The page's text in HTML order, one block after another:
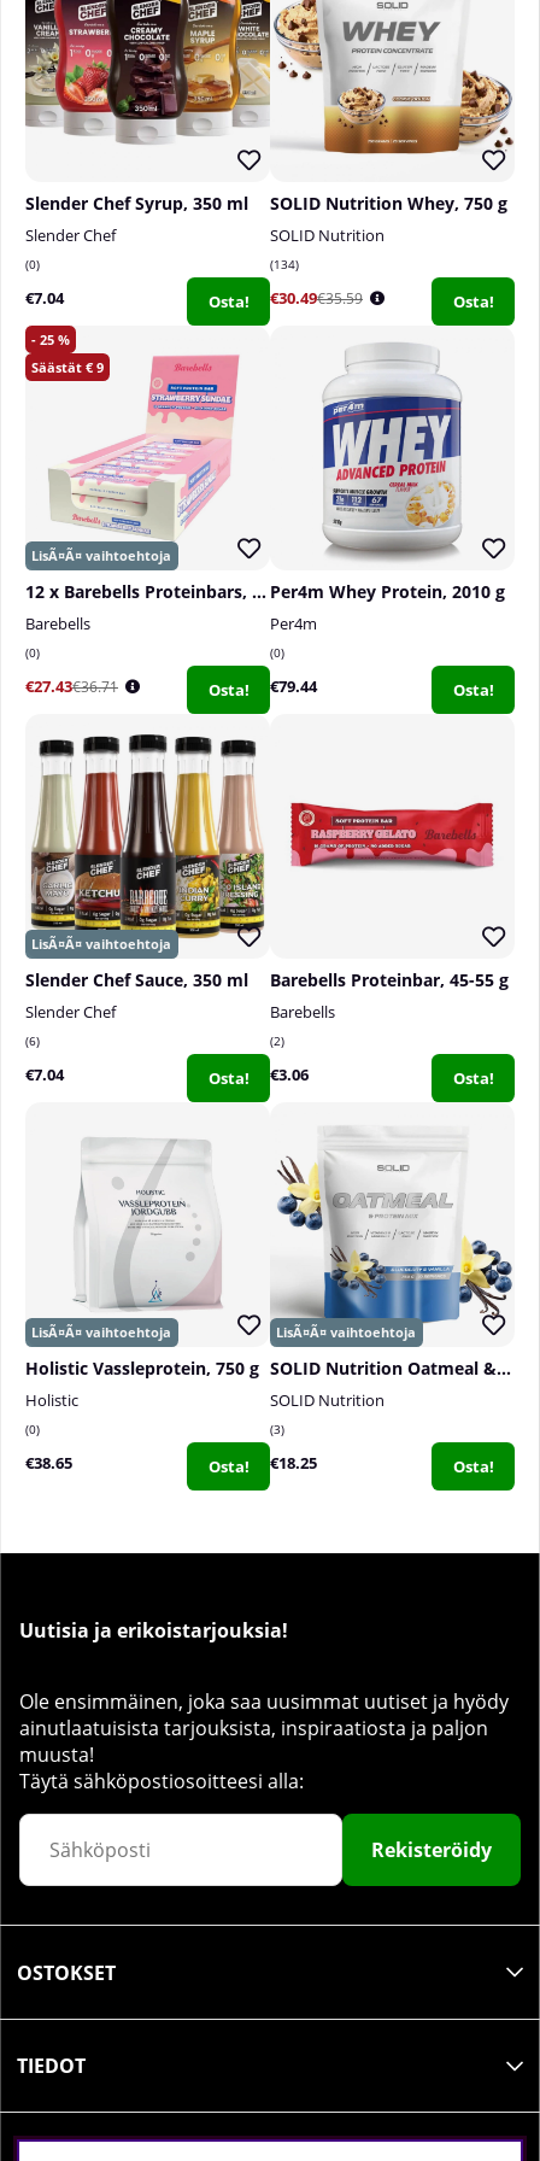
Slender Chef Syrup, 350 ml
Slender Chef
0
€7.04 Osta!
SOLID Nutrition Whey, 750 g
SOLID Nutrition
134
€30.49€35.59 Osta!
25
9
12 x Barebells Proteinbars, 55 g
Barebells
0
€27.43€36.71 Osta!
Per4m Whey Protein, 2010 g
Per4m
0
€79.44 Osta!
Slender Chef Sauce, 350 ml
Slender Chef
6
€7.04 Osta!
Barebells Proteinbar, 45-55 g
Barebells
2
€3.06 Osta!
Holistic Vassleprotein, 750 g
Holistic
0
€38.65 Osta!
SOLID Nutrition Oatmeal & Protein Mix, 750 g
SOLID Nutrition
3
€18.25 Osta!
Uutisia ja erikoistarjouksia!
Ole ensimmäinen, joka saa uusimmat uutiset ja hyödy
ainutlaatuisista tarjouksista, inspiraatiosta ja paljon
muusta!
Täytä sähköpostiosoitteesi alla:
Rekisteröidy
OSTOKSET
TIEDOT